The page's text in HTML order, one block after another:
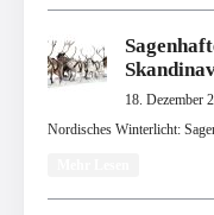
18. Dezember
Nordisches Winterlicht: